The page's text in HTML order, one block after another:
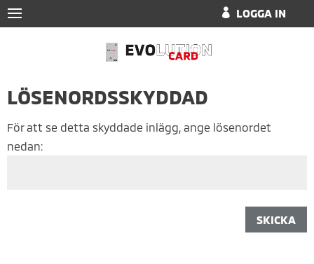
LOGGA IN
LÖSENORDSSKYDDAD
För att se detta skyddade inlägg, ange lösenordet
nedan:
SKICKA